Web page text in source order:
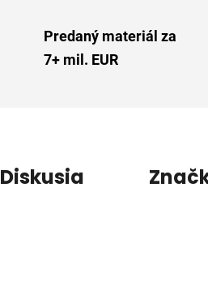
Predaný materiál za
7+ mil. EUR
Diskusia